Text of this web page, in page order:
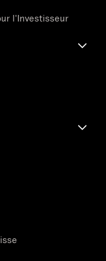
l'Investisseur